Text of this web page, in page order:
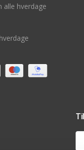
alle hverdage